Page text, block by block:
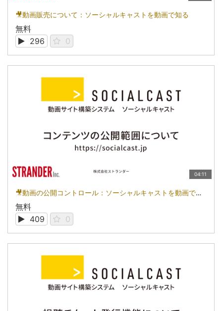
🎥動画販売について：ソーシャルキャストを動画で知る
無料
296
0
04:11
🎥動画の公開コントロール：ソーシャルキャストを動画で知る
無料
409
0